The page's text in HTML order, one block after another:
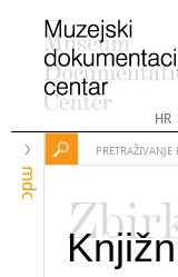
HR|
mdc
PRETRAŽIVANJE